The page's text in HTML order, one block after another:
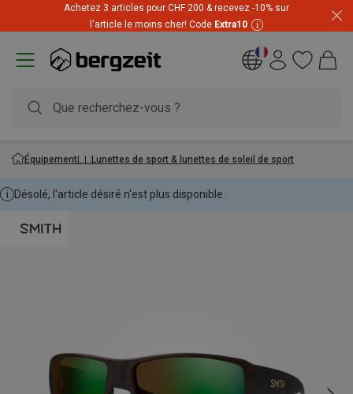
Achetez 3 articles pour CHF 200 & recevez -10% sur
l'article le moins cher! Code Extra10
Équipement Lunettes de sport & lunettes de soleil de sport
Désolé, l'article désiré n'est plus disponible.